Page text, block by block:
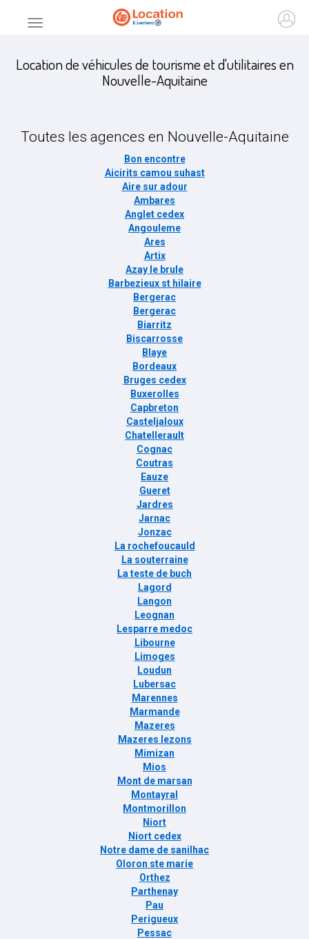
Menu principal
Accueil
Location de véhicules de tourisme et d'utilitaires en
Nouvelle-Aquitaine
Toutes les agences en Nouvelle-Aquitaine
Bon encontre
Aicirits camou suhast
Aire sur adour
Ambares
Anglet cedex
Angouleme
Ares
Artix
Azay le brule
Barbezieux st hilaire
Bergerac
Bergerac
Biarritz
Biscarrosse
Blaye
Bordeaux
Bruges cedex
Buxerolles
Capbreton
Casteljaloux
Chatellerault
Cognac
Coutras
Eauze
Gueret
Jardres
Jarnac
Jonzac
La rochefoucauld
La souterraine
La teste de buch
Lagord
Langon
Leognan
Lesparre medoc
Libourne
Limoges
Loudun
Lubersac
Marennes
Marmande
Mazeres
Mazeres lezons
Mimizan
Mios
Mont de marsan
Montayral
Montmorillon
Niort
Niort cedex
Notre dame de sanilhac
Oloron ste marie
Orthez
Parthenay
Pau
Perigueux
Pessac